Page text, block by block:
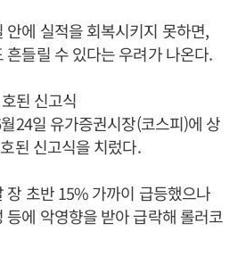
에 실적을 회복시키지 못하면,
들릴 수 있다는 우려가 나온다.
된 신고식
24일 유가증권시장(코스피)에 상
된 신고식을 치렀다.
장 초반 15% 가까이 급등했으나
등에 악영향을 받아 급락해 롤러코